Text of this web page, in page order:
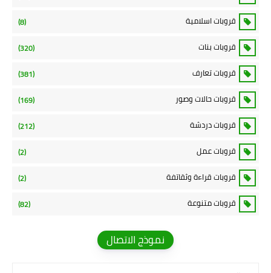
قروبات اسلامية (8)
قروبات بنات (320)
قروبات تعارف (381)
قروبات حالات وصور (169)
قروبات دردشة (212)
قروبات عمل (2)
قروبات قراءة وثقاتفة (2)
قروبات متنوعة (82)
نموذج الاتصال